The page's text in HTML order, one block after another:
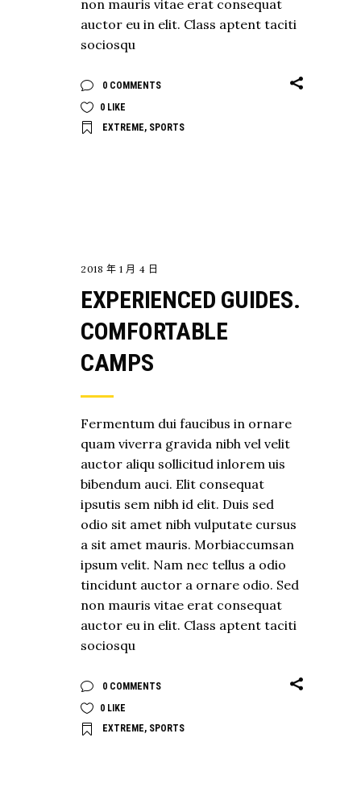
non mauris vitae erat consequat
auctor eu in elit. Class aptent taciti
sociosqu
0 COMMENTS
0 LIKE
EXTREME, SPORTS
2018 年 1 月 4 日
EXPERIENCED GUIDES.
COMFORTABLE
CAMPS
Fermentum dui faucibus in ornare
quam viverra gravida nibh vel velit
auctor aliqu sollicitud inlorem uis
bibendum auci. Elit consequat
ipsutis sem nibh id elit. Duis sed
odio sit amet nibh vulputate cursus
a sit amet mauris. Morbiaccumsan
ipsum velit. Nam nec tellus a odio
tincidunt auctor a ornare odio. Sed
non mauris vitae erat consequat
auctor eu in elit. Class aptent taciti
sociosqu
0 COMMENTS
0 LIKE
EXTREME, SPORTS